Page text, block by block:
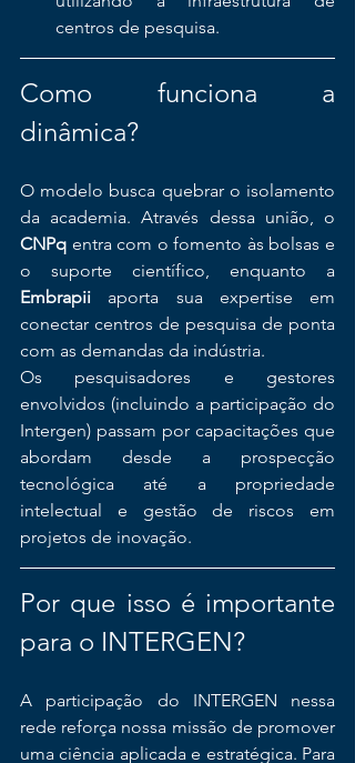
centros de pesquisa.
Como funciona a
dinâmica?
O modelo busca quebrar o isolamento
CNPq entra com o fomento às bolsas e
Embrapii aporta sua expertise em
conectar centros de pesquisa de ponta
com as demandas da indústria.
Os pesquisadores e gestores
envolvidos (incluindo a participação do
Intergen) passam por capacitações que
abordam desde a prospecção
tecnológica até a propriedade
intelectual e gestão de riscos em
projetos de inovação.
Por que isso é importante
para o INTERGEN?
A participação do INTERGEN nessa
rede reforça nossa missão de promover
uma ciência aplicada e estratégica. Para